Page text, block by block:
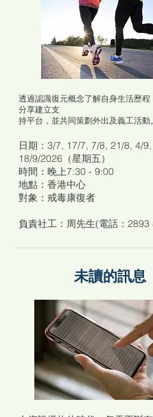
透過認識復元概念了解自身生活歷程
分享建立支
持平台，並共同策劃外出及義工活動。
日期：3/7, 17/7, 7/8, 21/8, 4/9,
18/9/2026（星期五）
時間：晚上7:30 - 9:00
地點：香港中心
對象：戒毒康復者
負責社工：周先生(電話：2893
未讀的訊息